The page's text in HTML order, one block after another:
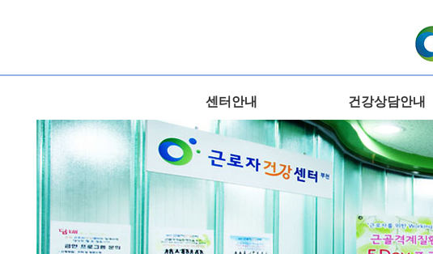
센터안내 건강상담안내